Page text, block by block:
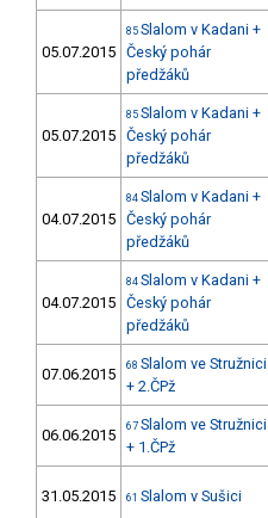
05.07.2015
85 Slalom v Kadani +
Český pohár
předžáků
05.07.2015
85 Slalom v Kadani +
Český pohár
předžáků
04.07.2015
84 Slalom v Kadani +
Český pohár
předžáků
04.07.2015
84 Slalom v Kadani +
Český pohár
předžáků
07.06.2015 68 Slalom ve Stružnici
+ 2.ČPž
06.06.2015 67 Slalom ve Stružnici
+ 1.ČPž
31.05.2015 61 Slalom v Sušici